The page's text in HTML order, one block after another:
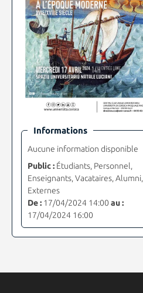
Informations
Aucune information disponible
Public :Étudiants, Personnel,
Enseignants, Vacataires, Alumni,
Externes
De :17/04/2024 14:00 au :
17/04/2024 16:00